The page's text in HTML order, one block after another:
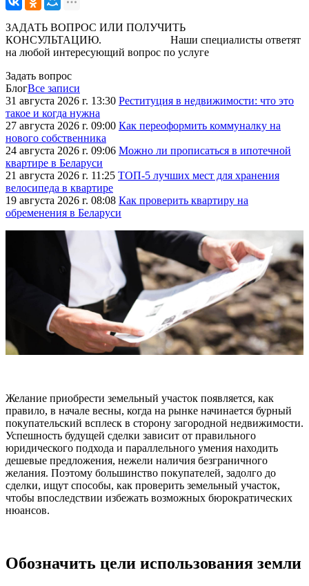
ЗАДАТЬ ВОПРОС ИЛИ ПОЛУЧИТЬ
КОНСУЛЬТАЦИЮ. Наши специалисты ответят
на любой интересующий вопрос по услуге
Задать вопрос
БлогВсе записи
31 августа 2026 г. 13:30 Реституция в недвижимости: что это
такое и когда нужна
27 августа 2026 г. 09:00 Как переоформить коммуналку на
нового собственника
24 августа 2026 г. 09:06 Можно ли прописаться в ипотечной
квартире в Беларуси
21 августа 2026 г. 11:25 ТОП-5 лучших мест для хранения
велосипеда в квартире
19 августа 2026 г. 08:08 Как проверить квартиру на
обременения в Беларуси
Желание приобрести земельный участок появляется, как
правило, в начале весны, когда на рынке начинается бурный
покупательский всплеск в сторону загородной недвижимости.
Успешность будущей сделки зависит от правильного
юридического подхода и параллельного умения находить
дешевые предложения, нежели наличия безграничного
желания. Поэтому большинство покупателей, задолго до
сделки, ищут способы, как проверить земельный участок,
чтобы впоследствии избежать возможных бюрократических
нюансов.
Обозначить цели использования земли